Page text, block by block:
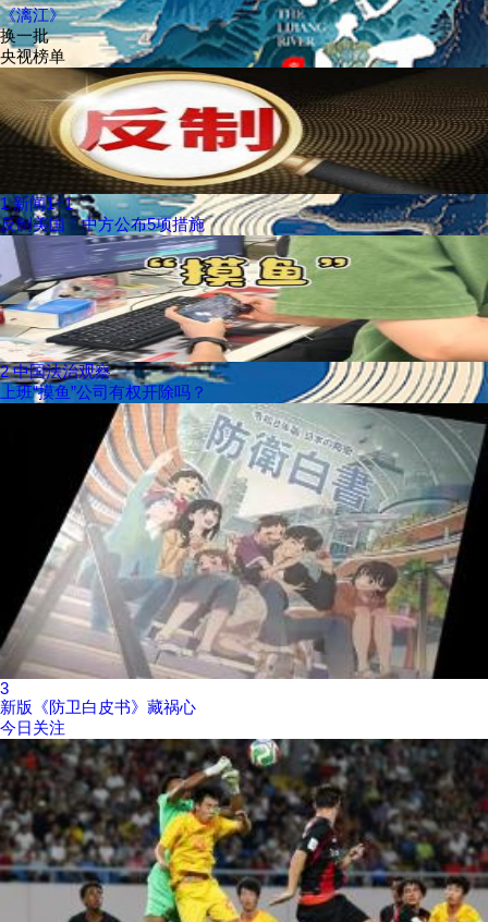
《漓江》
换一批
央视榜单
1 新闻1+1
反制美国！中方公布5项措施
2 中国法治观察
上班“摸鱼”公司有权开除吗？
3
新版《防卫白皮书》藏祸心
今日关注